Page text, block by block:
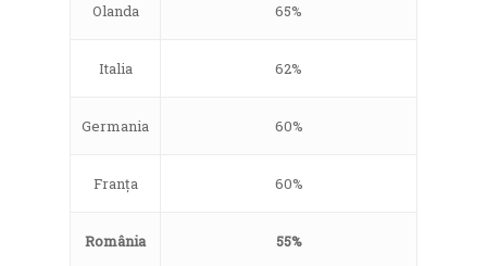
Olanda 65%
Italia 62%
Germania 60%
Franța 60%
România 55%